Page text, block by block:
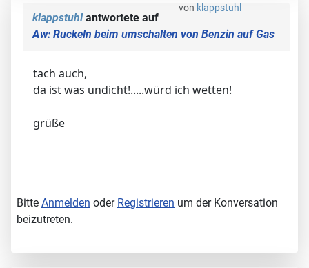
von klappstuhl
klappstuhlantwortete auf
Aw: Ruckeln beim umschalten von Benzin auf Gas
tach auch,
da ist was undicht!.....würd ich wetten!
grüße
Bitte Anmelden oder Registrieren um der Konversation
beizutreten.